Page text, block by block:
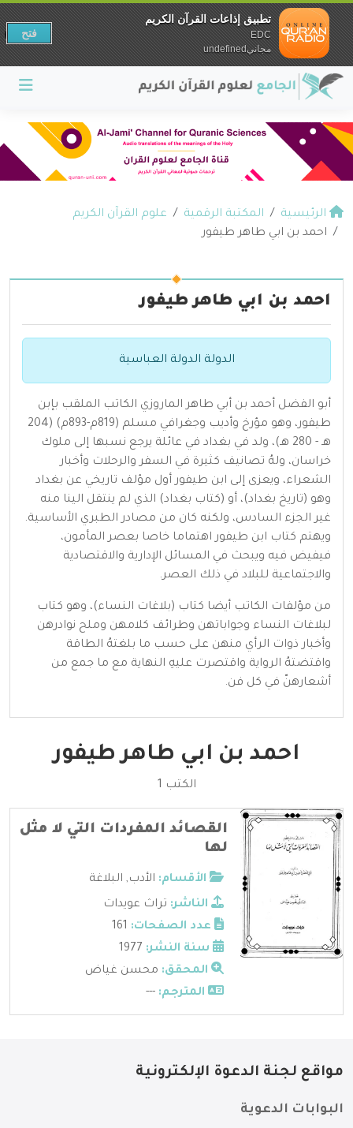
الرئيسية المكتبة الرقمية
علوم القرآن الكريم
احمد بن ابي طاهر طيفور
احمد بن ابي طاهر طيفور
الدولة الدولة العباسية
أبو الفضل أحمد بن أبي طاهر الماروزي الكاتب الملقب بإبن
طيفور، وهو مؤرخ وأديب وجغرافي مسلم (819م-893م) (204
هـ - 280 هـ)، ولد في بغداد في عائلة يرجع نسبها إلى ملوك
خراسان، ولهُ تصانيف كثيرة في السفر والرحلات وأخبار
الشعراء، ويعزى إلى ابن طيفور أول مؤلف تاريخي عن بغداد
وهو (تاريخ بغداد)، أو (كتاب بغداد) الذي لم ينتقل الينا منه
غير الجزء السادس، ولكنه كان من مصادر الطبري الأساسية.
ويهتم كتاب ابن طيفور اهتماما خاصا بعصر المأمون،
فيفيض فيه ويبحث في المسائل الإدارية والاقتصادية
والاجتماعية للبلاد في ذلك العصر.
من مؤلفات الكاتب أيضا كتاب (بلاغات النساء)، وهو كتاب
لبلاغات النساء وجواباتهن وطرائف كلامهن وملح نوادرهن
وأخبار ذوات الرأي منهن على حسب ما بلغتهُ الطاقة
واقتضتهُ الرواية واقتصرت عليهِ النهاية مع ما جمع من
أشعارهنّ في كل فن.
احمد بن ابي طاهر طيفور
الكتب 1
القصائد المفردات التي لا مثل
لها
الأقسام: الأدب, البلاغة
الناشر: تراث عويدات
عدد الصفحات:
سنة النشر:
المحقق: محسن غياض
المترجم: ---
مواقع لجنة الدعوة الإلكترونية
البوابات الدعوية
تطبيق إذاعات القرآن الكريم
EDC
مجانيundefined
فتح